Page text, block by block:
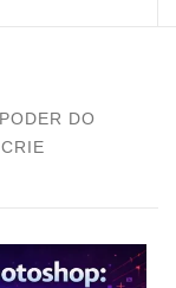
DO